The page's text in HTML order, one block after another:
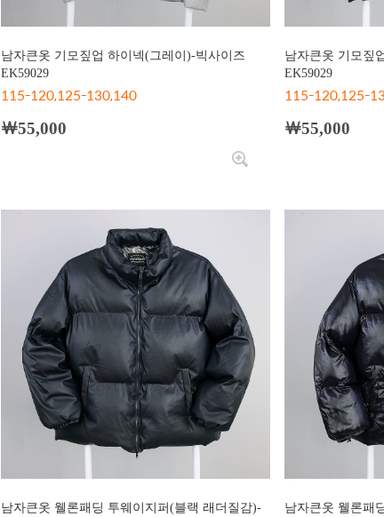
남자큰옷 기모짚업 하이넥(그레이)-빅사이즈
EK59029
115-120,125-130,140
￦55,000
남자큰옷 기모짚
EK59029
115-120,125-
￦55,000
남자큰옷 웰론패딩 투웨이지퍼(블랙 래더질감)-
남자큰옷 웰론패